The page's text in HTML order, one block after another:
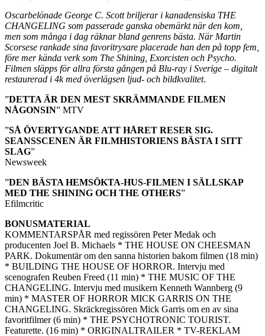
Oscarbelönade George C. Scott briljerar i kanadensiska THE
CHANGELING som passerade ganska obemärkt när den kom,
men som många i dag räknar bland genrens bästa. När Martin
Scorsese rankade sina favoritrysare placerade han den på topp fem,
före mer kända verk som The Shining, Exorcisten och Psycho.
Filmen släpps för allra första gången på Blu-ray i Sverige – digitalt
restaurerad i 4k med överlägsen ljud- och bildkvalitet.
”DETTA ÄR DEN MEST SKRÄMMANDE FILMEN
NÅGONSIN” MTV
”SÅ ÖVERTYGANDE ATT HÅRET RESER SIG.
SEANSSCENEN ÄR FILMHISTORIENS BÄSTA I SITT
SLAG”
Newsweek
”DEN BÄSTA HEMSÖKTA-HUS-FILMEN I SÄLLSKAP
MED THE SHINING OCH THE OTHERS”
Efilmcritic
BONUSMATERIAL
KOMMENTARSPÅR med regissören Peter Medak och
producenten Joel B. Michaels * THE HOUSE ON CHEESMAN
PARK. Dokumentär om den sanna historien bakom filmen (18 min)
* BUILDING THE HOUSE OF HORROR. Intervju med
scenografen Reuben Freed (11 min) * THE MUSIC OF THE
CHANGELING. Intervju med musikern Kenneth Wannberg (9
min) * MASTER OF HORROR MICK GARRIS ON THE
CHANGELING. Skräckregissören Mick Garris om en av sina
favoritfilmer (6 min) * THE PSYCHOTRONIC TOURIST.
Featurette. (16 min) * ORIGINALTRAILER * TV-REKLAM